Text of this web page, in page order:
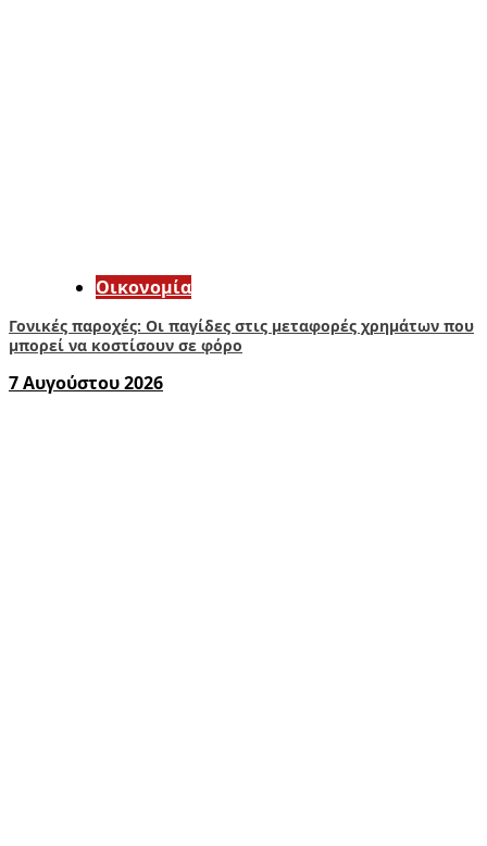
Οικονομία
Γονικές παροχές: Οι παγίδες στις μεταφορές χρημάτων που
μπορεί να κοστίσουν σε φόρο
7 Αυγούστου 2026